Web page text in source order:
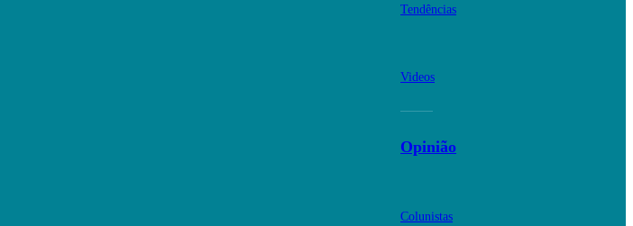
Tendências
Videos
Opinião
Colunistas